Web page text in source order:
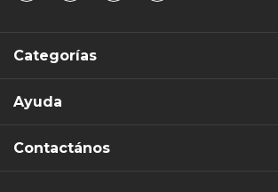
Categorías
Ayuda
Contactános